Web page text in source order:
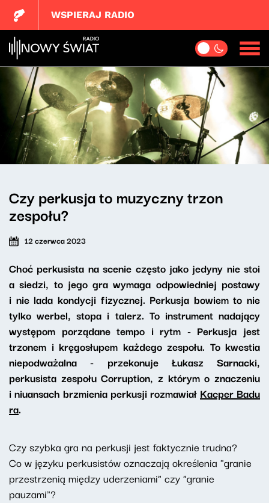
WSPIERAJ RADIO
Czy perkusja to muzyczny trzon
zespołu?
12 czerwca 2023
Choć perkusista na scenie często jako jedyny nie stoi
a siedzi, to jego gra wymaga odpowiedniej postawy
i nie lada kondycji fizycznej. Perkusja bowiem to nie
tylko werbel, stopa i talerz. To instrument nadający
występom porządane tempo i rytm - Perkusja jest
trzonem i kręgosłupem każdego zespołu. To kwestia
niepodważalna - przekonuje Łukasz Sarnacki,
perkusista zespołu Corruption, z którym o znaczeniu
i niuansach brzmienia perkusji rozmawiał Kacper Badu
ra.
Czy szybka gra na perkusji jest faktycznie trudna?
Co w języku perkusistów oznaczają określenia "granie
przestrzenią między uderzeniami" czy "granie
pauzami"?